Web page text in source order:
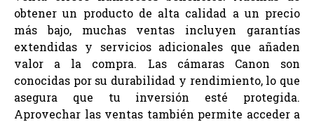
obtener un producto de alta calidad a un precio
más bajo, muchas ventas incluyen garantías
extendidas y servicios adicionales que añaden
valor a la compra. Las cámaras Canon son
conocidas por su durabilidad y rendimiento, lo que
asegura que tu inversión esté protegida.
Aprovechar las ventas también permite acceder a